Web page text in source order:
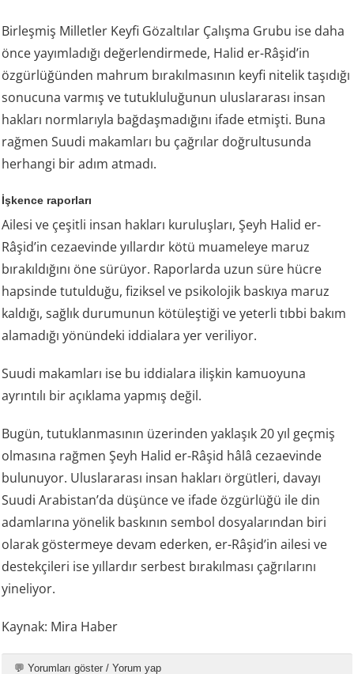
Birleşmiş Milletler Keyfi Gözaltılar Çalışma Grubu ise daha
önce yayımladığı değerlendirmede, Halid er-Râşid’in
özgürlüğünden mahrum bırakılmasının keyfi nitelik taşıdığı
sonucuna varmış ve tutukluluğunun uluslararası insan
hakları normlarıyla bağdaşmadığını ifade etmişti. Buna
rağmen Suudi makamları bu çağrılar doğrultusunda
herhangi bir adım atmadı.
İşkence raporları
Ailesi ve çeşitli insan hakları kuruluşları, Şeyh Halid er-
Râşid’in cezaevinde yıllardır kötü muameleye maruz
bırakıldığını öne sürüyor. Raporlarda uzun süre hücre
hapsinde tutulduğu, fiziksel ve psikolojik baskıya maruz
kaldığı, sağlık durumunun kötüleştiği ve yeterli tıbbi bakım
alamadığı yönündeki iddialara yer veriliyor.
Suudi makamları ise bu iddialara ilişkin kamuoyuna
ayrıntılı bir açıklama yapmış değil.
Bugün, tutuklanmasının üzerinden yaklaşık 20 yıl geçmiş
olmasına rağmen Şeyh Halid er-Râşid hâlâ cezaevinde
bulunuyor. Uluslararası insan hakları örgütleri, davayı
Suudi Arabistan’da düşünce ve ifade özgürlüğü ile din
adamlarına yönelik baskının sembol dosyalarından biri
olarak göstermeye devam ederken, er-Râşid’in ailesi ve
destekçileri ise yıllardır serbest bırakılması çağrılarını
yineliyor.
Kaynak: Mira Haber
💬 Yorumları göster / Yorum yap